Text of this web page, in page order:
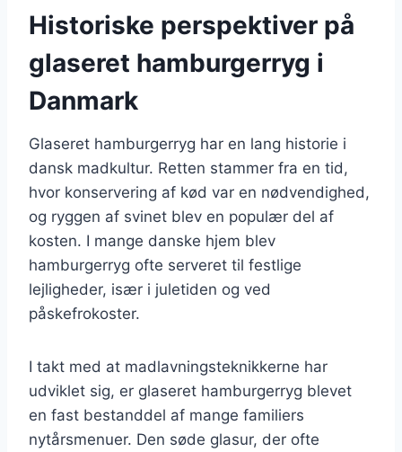
Historiske perspektiver på
glaseret hamburgerryg i
Danmark
Glaseret hamburgerryg har en lang historie i
dansk madkultur. Retten stammer fra en tid,
hvor konservering af kød var en nødvendighed,
og ryggen af svinet blev en populær del af
kosten. I mange danske hjem blev
hamburgerryg ofte serveret til festlige
lejligheder, især i juletiden og ved
påskefrokoster.
I takt med at madlavningsteknikkerne har
udviklet sig, er glaseret hamburgerryg blevet
en fast bestanddel af mange familiers
nytårsmenuer. Den søde glasur, der ofte